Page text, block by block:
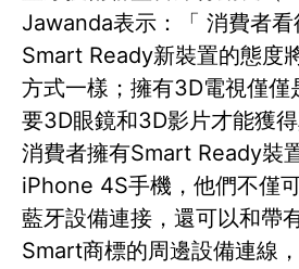
Jawanda表示：「 消費者
Smart Ready新裝置的態度
方式一樣；擁有3D電視僅僅
要3D眼鏡和3D影片才能獲得
消費者擁有Smart Ready裝
iPhone 4S手機，他們不僅
藍牙設備連接，還可以和帶
Smart商標的周邊設備連線